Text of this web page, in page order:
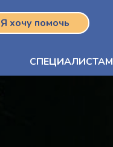
СПЕЦИАЛИСТАМ
Я хочу помочь